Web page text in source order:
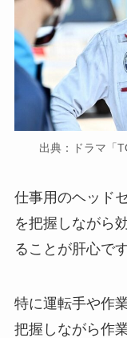
出典：ドラマ「
仕事用のヘッド
を把握しながら
ることが肝心です
特に運転手や作
把握しながら作